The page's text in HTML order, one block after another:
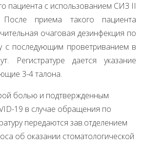
пациента с использованием СИЗ II
приема такого пациента
очаговая дезинфекция по
с последующим проветриванием в
Регистратуре дается указание
3-4 талона.
болью и подтвержденным
19 в случае обращения по
передаются зав.отделением
об оказании стоматологической